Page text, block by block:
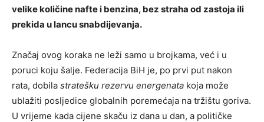
velike količine nafte i benzina, bez straha od zastoja ili
prekida u lancu snabdijevanja.
Značaj ovog koraka ne leži samo u brojkama, već i u
poruci koju šalje. Federacija BiH je, po prvi put nakon
rata, dobila stratešku rezervu energenata koja može
ublažiti posljedice globalnih poremećaja na tržištu goriva.
U vrijeme kada cijene skaču iz dana u dan, a političke